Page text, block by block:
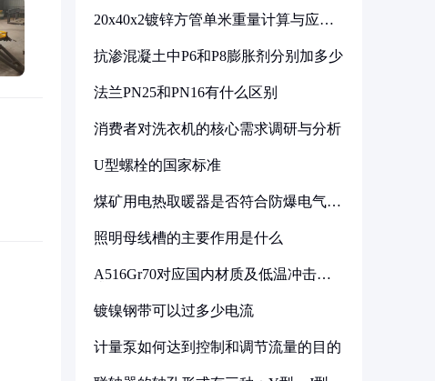
20x40x2镀锌方管单米重量计算与应用
抗渗混凝土中P6和P8膨胀剂分别加多少
法兰PN25和PN16有什么区别
消费者对洗衣机的核心需求调研与分析
U型螺栓的国家标准
煤矿用电热取暖器是否符合防爆电气设
照明母线槽的主要作用是什么
A516Gr70对应国内材质及低温冲击要
镀镍钢带可以过多少电流
计量泵如何达到控制和调节流量的目的